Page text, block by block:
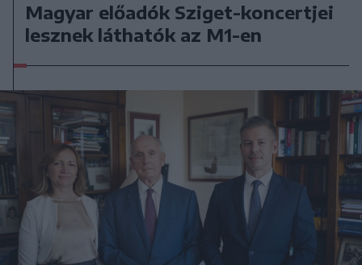
Magyar előadók Sziget-koncertjei
lesznek láthatók az M1-en